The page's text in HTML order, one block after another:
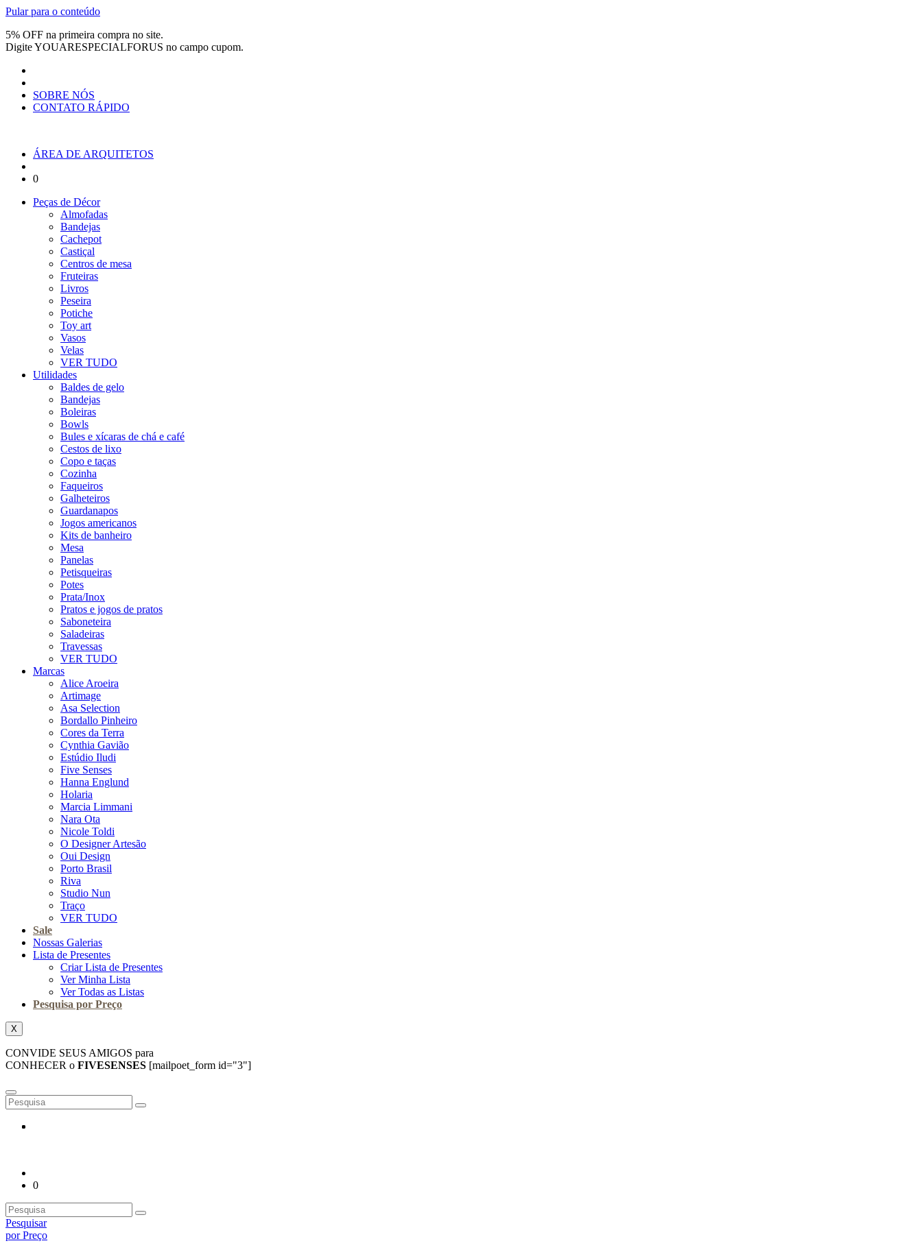
Pular para o conteúdo
5% OFF na primeira compra no site.
DigiteYOUARESPECIALFORUS no campo cupom.
SOBRE NÓS
CONTATO RÁPIDO
ÁREA DE ARQUITETOS
0
Peças de Décor
Almofadas
Bandejas
Cachepot
Castiçal
Centros de mesa
Fruteiras
Livros
Peseira
Potiche
Toy art
Vasos
Velas
VER TUDO
Utilidades
Baldes de gelo
Bandejas
Boleiras
Bowls
Bules e xícaras de chá e café
Cestos de lixo
Copo e taças
Cozinha
Faqueiros
Galheteiros
Guardanapos
Jogos americanos
Kits de banheiro
Mesa
Panelas
Petisqueiras
Potes
Prata/Inox
Pratos e jogos de pratos
Saboneteira
Saladeiras
Travessas
VER TUDO
Marcas
Alice Aroeira
Artimage
Asa Selection
Bordallo Pinheiro
Cores da Terra
Cynthia Gavião
Estúdio Iludi
Five Senses
Hanna Englund
Holaria
Marcia Limmani
Nara Ota
Nicole Toldi
O Designer Artesão
Oui Design
Porto Brasil
Riva
Studio Nun
Traço
VER TUDO
Sale
Nossas Galerias
Lista de Presentes
Criar Lista de Presentes
Ver Minha Lista
Ver Todas as Listas
Pesquisa por Preço
X
CONVIDE SEUS AMIGOS para
CONHECER o FIVESENSES [mailpoet_form id="3"]
0
Pesquisar
por Preço